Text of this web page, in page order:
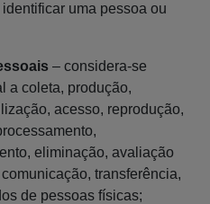
uma pessoa ou
– considera-se
a coleta, produção,
acesso, reprodução,
eliminação, avaliação
transferência,
de pessoas físicas;